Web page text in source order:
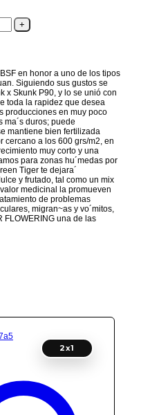
en honor a uno de los tipos
Siguiendo sus gustos se
x Skunk P90, y lo se unió con
toda la rapidez que desea
producciones en muy poco
ma´s duros; puede
mantiene bien fertilizada
cercano a los 600 grs/m2, en
muy corto y una
para zonas hu´medas por
Tiger te dejara´
y frutado, tal como un mix
medicinal la promueven
de problemas
migran~as y vo´mitos,
FLOWERING una de las
2x1